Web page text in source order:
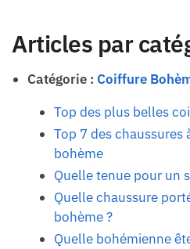
Articles par
Catégorie : Coiffure
Top des plus belles
Top 7 des chaussures
bohème
Quelle tenue pour un
Quelle chaussure
bohème ?
Quelle bohémienne